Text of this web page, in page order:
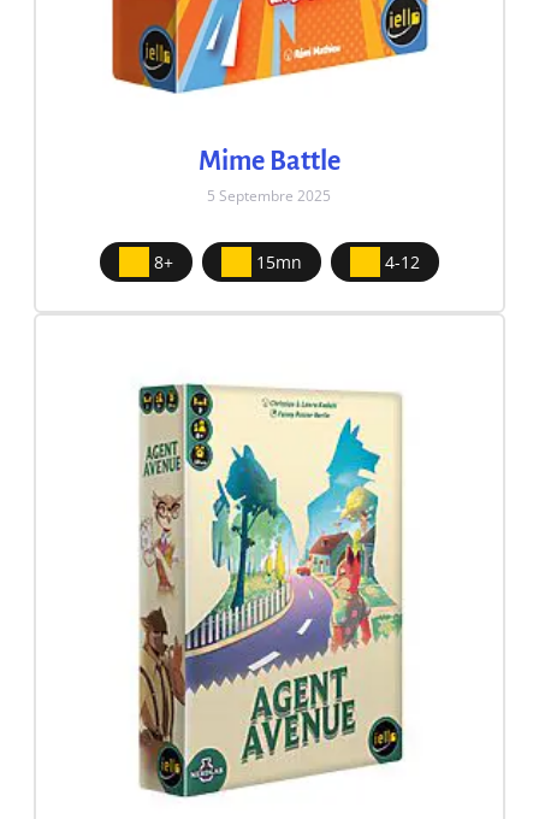
Mime Battle
5 Septembre 2025
8+ 15mn 4-12